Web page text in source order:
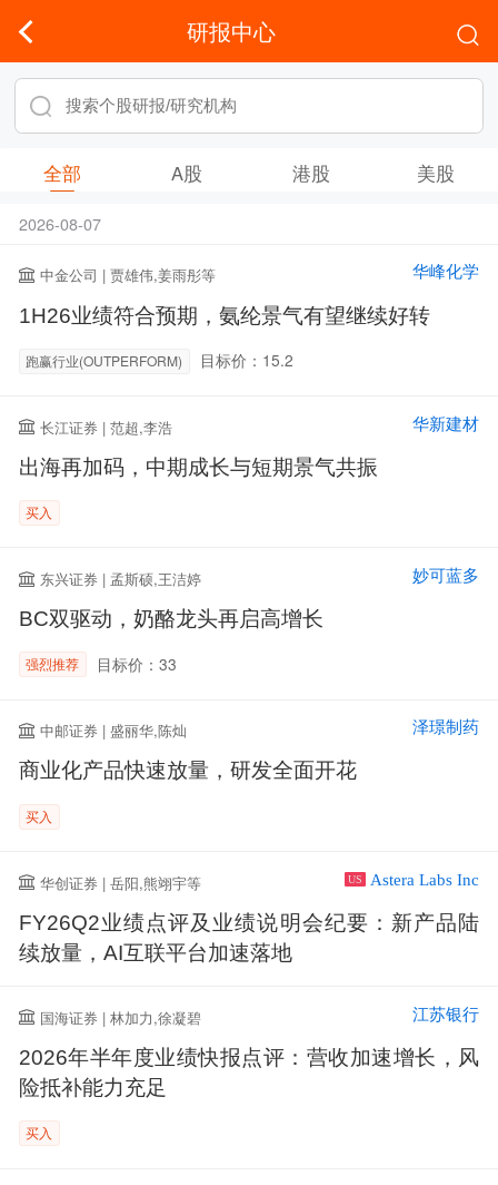
研报中心
全部 A股 港股 美股
2026-08-07
中金公司 | 贾雄伟,姜雨彤等 华峰化学
1H26业绩符合预期，氨纶景气有望继续好转
跑赢行业(OUTPERFORM) 目标价：15.2
长江证券 | 范超,李浩 华新建材
出海再加码，中期成长与短期景气共振
买入
东兴证券 | 孟斯硕,王洁婷 妙可蓝多
BC双驱动，奶酪龙头再启高增长
强烈推荐 目标价：33
中邮证券 | 盛丽华,陈灿 泽璟制药
商业化产品快速放量，研发全面开花
买入
华创证券 | 岳阳,熊翊宇等 US Astera Labs Inc
FY26Q2业绩点评及业绩说明会纪要：新产品陆
续放量，AI互联平台加速落地
国海证券 | 林加力,徐凝碧 江苏银行
2026年半年度业绩快报点评：营收加速增长，风
险抵补能力充足
买入